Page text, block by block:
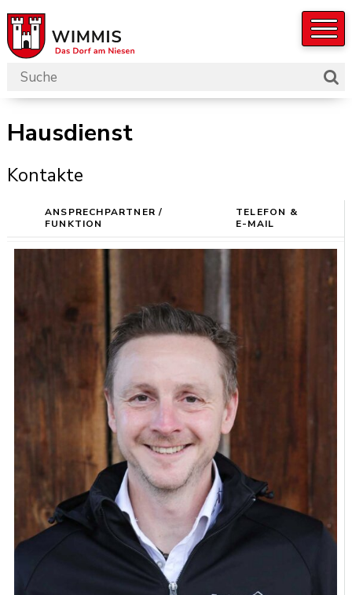
Navigieren in der Gemeinde
Schnellnavigation
Suchbegriff
Hauptnavigation
Hausdienst
Kontakte
ANSPRECHPARTNER /
FUNKTION
TELEFON &
E-MAIL